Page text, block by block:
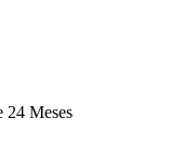
24 Meses